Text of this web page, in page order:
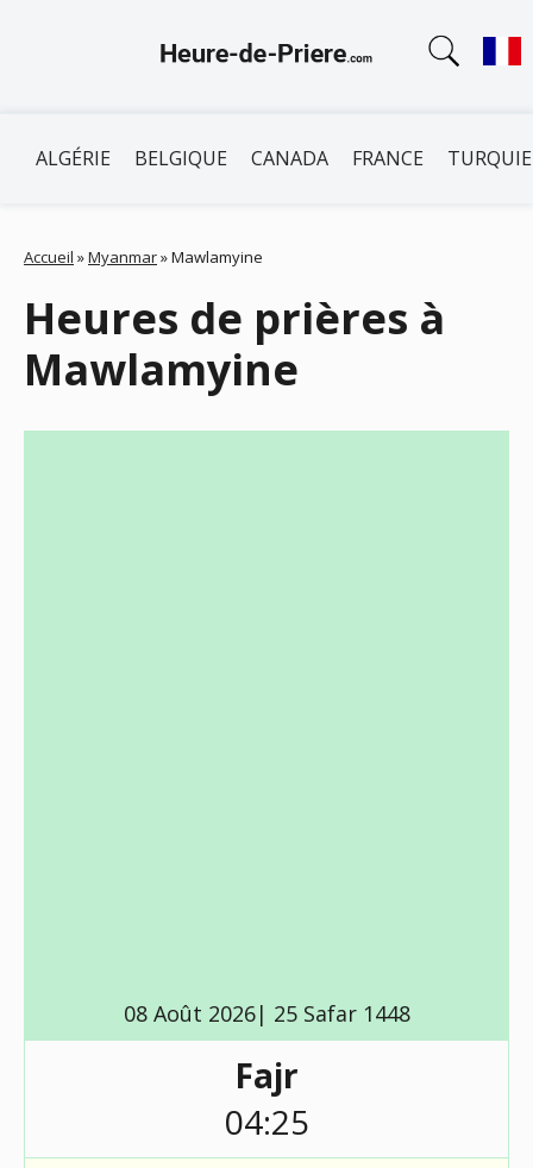
ALGÉRIE BELGIQUE CANADA FRANCE TURQUIE
Accueil »Myanmar»Mawlamyine
Heures de prières à
Mawlamyine
08 Août 2026| 25 Safar 1448
Fajr
04:25